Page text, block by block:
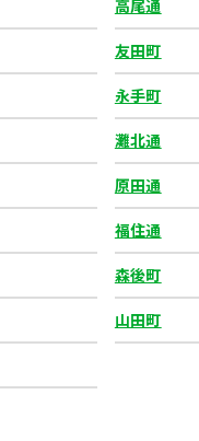
高尾通
友田町
永手町
灘北通
原田通
福住通
森後町
山田町